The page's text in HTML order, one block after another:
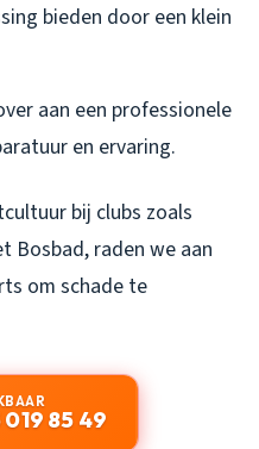
bieden door een klein
aan een professionele
en ervaring.
bij clubs zoals
Bosbad, raden we aan
om schade te
019 85 49